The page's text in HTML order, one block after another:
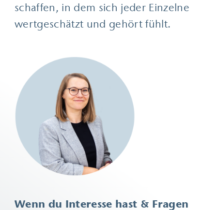
schaffen, in dem sich jeder Einzelne
wertgeschätzt und gehört fühlt.
Wenn du Interesse hast & Fragen